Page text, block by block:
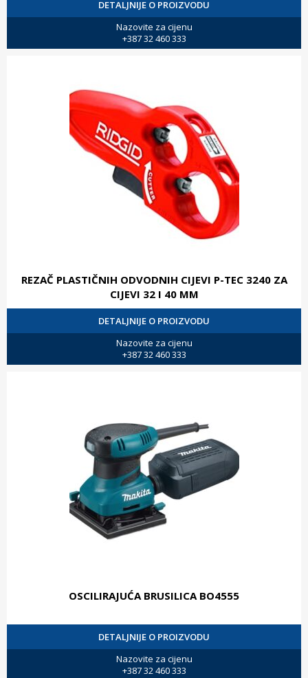
DETALJNIJE O PROIZVODU
Nazovite za cijenu
+387 32 460 333
REZAČ PLASTIČNIH ODVODNIH CIJEVI P-TEC 3240 ZA
CIJEVI 32 I 40 MM
DETALJNIJE O PROIZVODU
Nazovite za cijenu
+387 32 460 333
OSCILIRAJUĆA BRUSILICA BO4555
DETALJNIJE O PROIZVODU
Nazovite za cijenu
+387 32 460 333